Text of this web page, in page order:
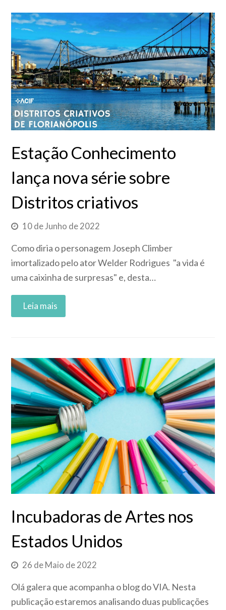
Estação Conhecimento
lança nova série sobre
Distritos criativos
10 de Junho de 2022
Como diria o personagem Joseph Climber
imortalizado pelo ator Welder Rodrigues "a vida é
uma caixinha de surpresas" e, desta…
Incubadoras de Artes nos
Estados Unidos
26 de Maio de 2022
Olá galera que acompanha o blog do VIA. Nesta
publicação estaremos analisando duas publicações